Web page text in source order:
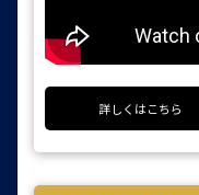
詳しくはこちら